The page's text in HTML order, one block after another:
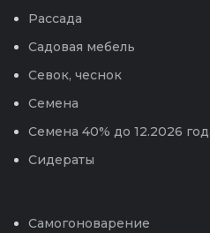
Рассада
Садовая мебель
Севок, чеснок
Семена
Семена 40% до 12.2026
Сидераты
Самогоноварение